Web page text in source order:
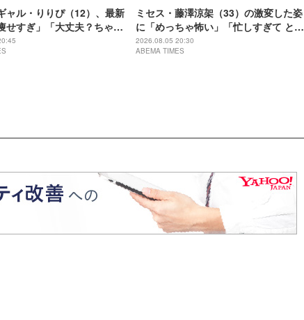
ャル・りりぴ（12）、最新
せすぎ」「大丈夫？ちゃん
てね」など心配の声
ミセス・藤澤涼架（33）の激変した姿
に「めっちゃ怖い」「忙しすぎて とう
とうグレてしまったのね…」「カオス
すぎる」など驚きの声
2026.08.05 20:30
ABEMA TIMES